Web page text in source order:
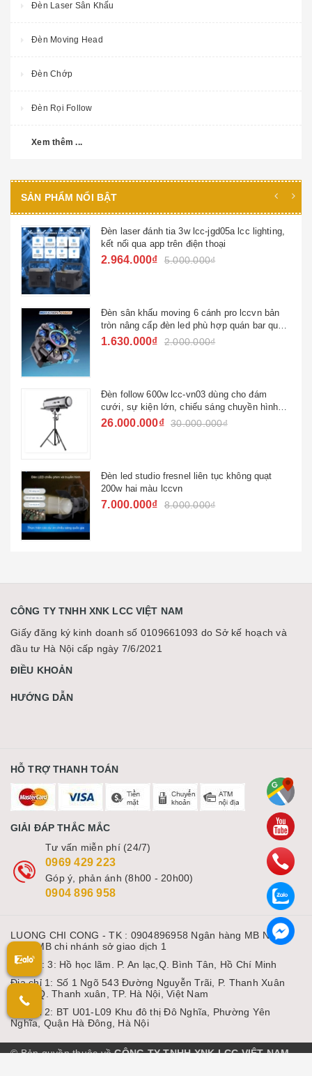
Đèn Laser Sân Khấu
Đèn Moving Head
Đèn Chớp
Đèn Rọi Follow
Xem thêm ...
SẢN PHẨM NỔI BẬT
Đèn laser đánh tia 3w lcc-jgd05a lcc lighting,
kết nối qua app trên điện thoại
2.964.000₫ 5.000.000₫
Đèn sân khấu moving 6 cánh pro lccvn bản
tròn nâng cấp đèn led phù hợp quán bar quán
hát ktv đèn sử dụng gia đình
1.630.000₫ 2.000.000₫
Đèn follow 600w lcc-vn03 dùng cho đám
cưới, sự kiện lớn, chiếu sáng chuyền hình
quốc gia
26.000.000₫ 30.000.000₫
Đèn led studio fresnel liên tục không quạt
200w hai màu lccvn
7.000.000₫ 8.000.000₫
CÔNG TY TNHH XNK LCC VIỆT NAM
Giấy đăng ký kinh doanh số 0109661093 do Sở kế hoạch và
đầu tư Hà Nội cấp ngày 7/6/2021
ĐIỀU KHOẢN
HƯỚNG DẪN
HỖ TRỢ THANH TOÁN
GIẢI ĐÁP THẮC MẮC
Tư vấn miễn phí (24/7)
0969 429 223
Góp ý, phản ánh (8h00 - 20h00)
0904 896 958
LUONG CHI CONG - TK : 0904896958 Ngân hàng MB Ngân
hàng MB chi nhánh sở giao dịch 1
Địa chỉ: 3: Hồ học lãm. P. An lạc,Q. Bình Tân, Hồ Chí Minh
Địa chỉ 1: Số 1 Ngõ 543 Đường Nguyễn Trãi, P. Thanh Xuân
Nam, Q. Thanh xuân, TP. Hà Nội, Việt Nam
Địa chỉ 2: BT U01-L09 Khu đô thị Đô Nghĩa, Phường Yên
Nghĩa, Quận Hà Đông, Hà Nội
© Bản quyền thuộc vềCÔNG TY TNHH XNK LCC VIỆT NAM